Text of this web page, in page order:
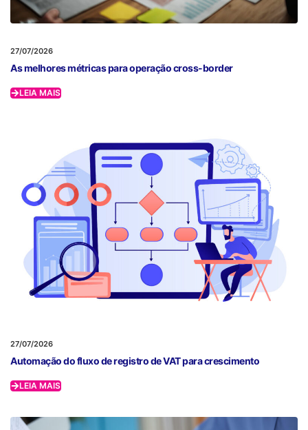
27/07/2026
As melhores métricas para operação cross-border
LEIA MAIS
27/07/2026
Automação do fluxo de registro de VAT para crescimento
LEIA MAIS